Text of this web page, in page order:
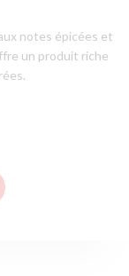
notes épicées et
un produit riche